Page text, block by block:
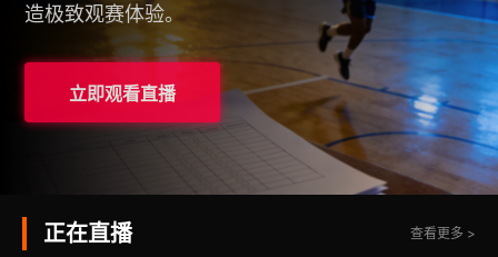
造极致观赛体验。
立即观看直播
正在直播 查看更多 >